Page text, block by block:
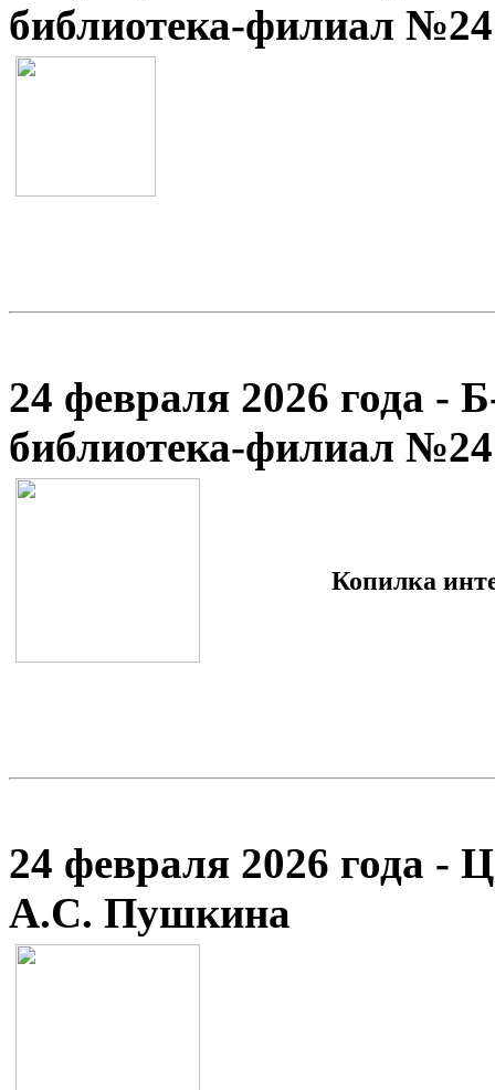
библиотека-филиал №24
24 февраля 2026 года -
библиотека-филиал №24
Копилка
24 февраля 2026 года -
А.С. Пушкина